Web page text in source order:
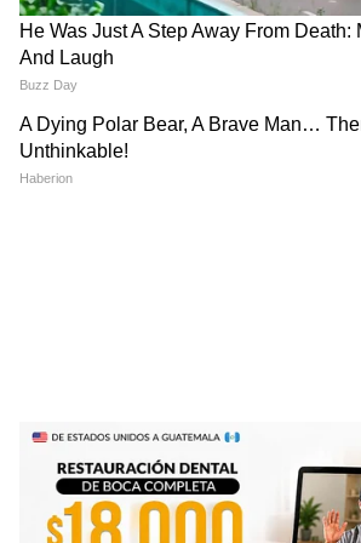
(Except for the headline, this
staff and is published from a
feed.)